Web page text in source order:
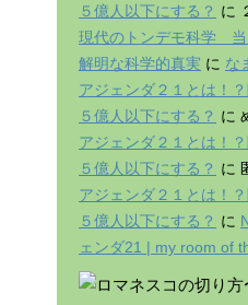
５億人以下にする？ に
現代のトンデモ科学 当
解明な科学的真実 に な
アジェンダ２１とは！
５億人以下にする？ に
アジェンダ２１とは！
５億人以下にする？ に
アジェンダ２１とは！
５億人以下にする？ に
ェンダ21 | my room of